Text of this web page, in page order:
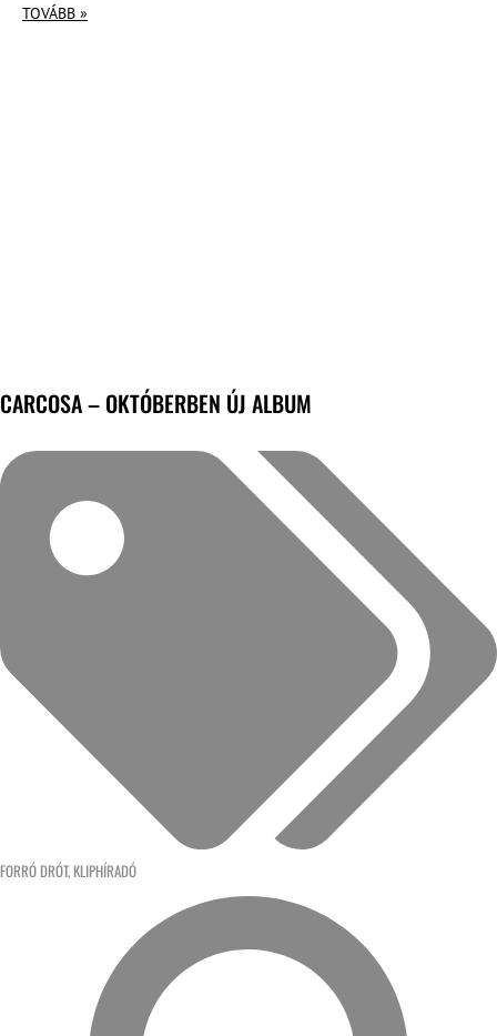
TOVÁBB »
CARCOSA – OKTÓBERBEN ÚJ ALBUM
FORRÓ DRÓT, KLIPHÍRADÓ